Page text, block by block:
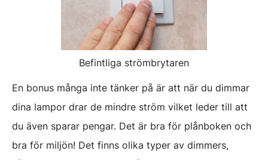
Befintliga strömbrytaren
En bonus många inte tänker på är att när du dimmar
dina lampor drar de mindre ström vilket leder till att
du även sparar pengar. Det är bra för plånboken och
bra för miljön! Det finns olika typer av dimmers,